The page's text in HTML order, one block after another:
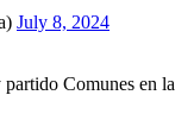
July 8, 2024
Comunes en la